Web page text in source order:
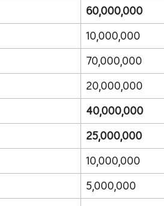
60,000,000
10,000,000
70,000,000
20,000,000
40,000,000
25,000,000
10,000,000
5,000,000